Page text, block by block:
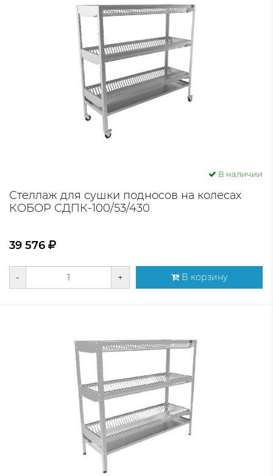
В наличии
Стеллаж для сушки подносов на колесах
КОБОР СДПК-100/53/430
39 576
- + В корзину